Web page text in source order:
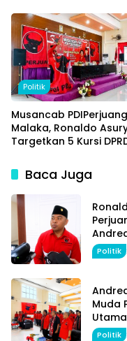
demi Kesejahteraan
Rakyat
Politik
Musancab
Malaka, Ronaldo
Targetkan 5 Kursi
PilkadaBaca Juga
Politik
Muda
dan
Politik